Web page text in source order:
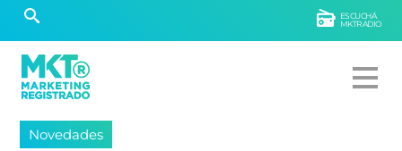
ESCUCHÁ
MKTRADIO
Novedades